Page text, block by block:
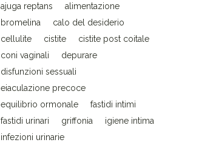
ajuga reptans
alimentazione
bromelina
calo del desiderio
cellulite
cistite
cistite post coitale
coni vaginali
depurare
disfunzioni sessuali
eiaculazione precoce
equilibrio ormonale
fastidi intimi
fastidi urinari
griffonia
igiene intima
infezioni urinarie